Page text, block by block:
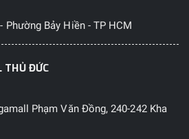
Phường Bảy Hiền - TP HCM
THỦ ĐỨC
Phạm Văn Đồng, 240-242 Kha